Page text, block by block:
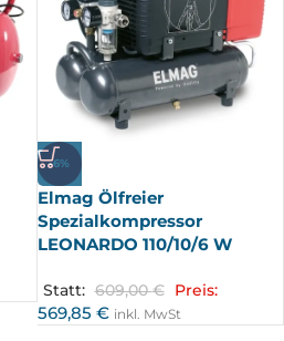
-6%
Elmag Ölfreier
Spezialkompressor
LEONARDO 110/10/6 W
Statt: 609,00€ Preis:
569,85 € inkl. MwSt